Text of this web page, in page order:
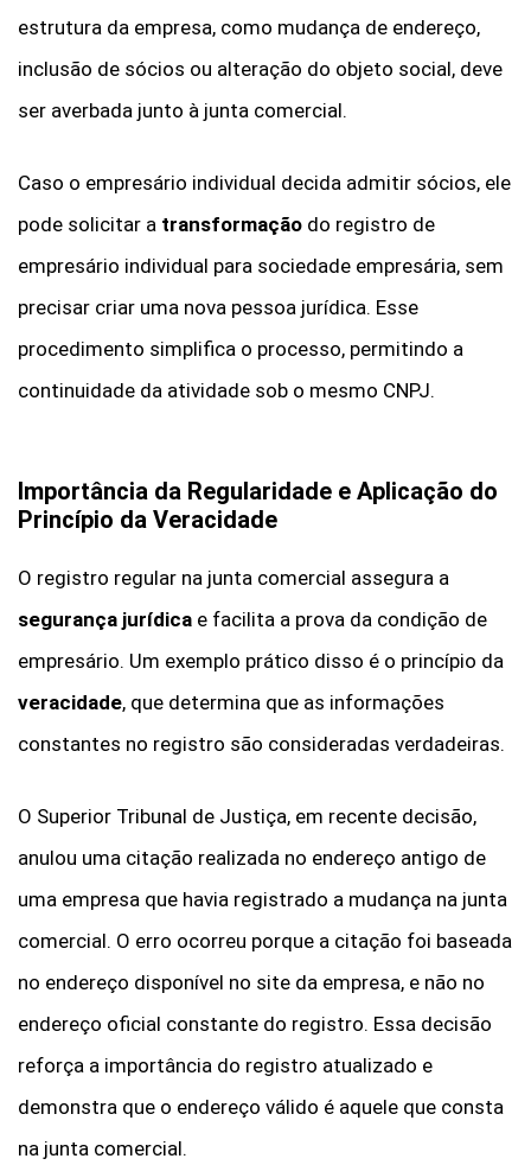
estrutura da empresa, como mudança de endereço,
inclusão de sócios ou alteração do objeto social, deve
ser averbada junto à junta comercial.
Caso o empresário individual decida admitir sócios, ele
pode solicitar a transformação do registro de
empresário individual para sociedade empresária, sem
precisar criar uma nova pessoa jurídica. Esse
procedimento simplifica o processo, permitindo a
continuidade da atividade sob o mesmo CNPJ.
Importância da Regularidade e Aplicação do
Princípio da Veracidade
O registro regular na junta comercial assegura a
segurança jurídica e facilita a prova da condição de
empresário. Um exemplo prático disso é o princípio da
veracidade, que determina que as informações
constantes no registro são consideradas verdadeiras.
O Superior Tribunal de Justiça, em recente decisão,
anulou uma citação realizada no endereço antigo de
uma empresa que havia registrado a mudança na junta
comercial. O erro ocorreu porque a citação foi baseada
no endereço disponível no site da empresa, e não no
endereço oficial constante do registro. Essa decisão
reforça a importância do registro atualizado e
demonstra que o endereço válido é aquele que consta
na junta comercial.